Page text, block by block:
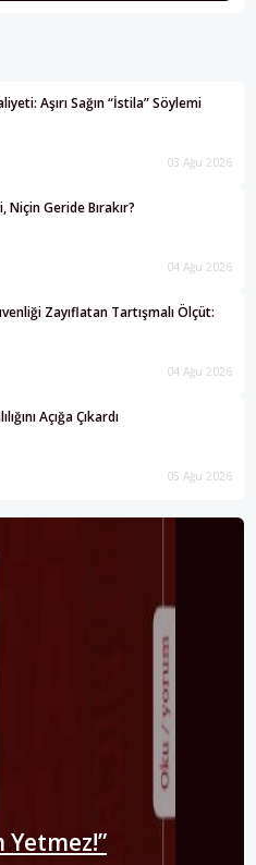
Aşırı Sağın “İstila” Söylemi
03 Ağu 2026
Geride Bırakır?
04 Ağu 2026
Zayıflatan Tartışmalı Ölçüt:
04 Ağu 2026
Açığa Çıkardı
05 Ağu 2026